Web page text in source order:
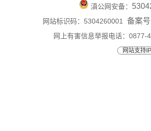
滇公网安备：
网站标识码：5304260001 备案
网上有害信息举报电话：
网站支持